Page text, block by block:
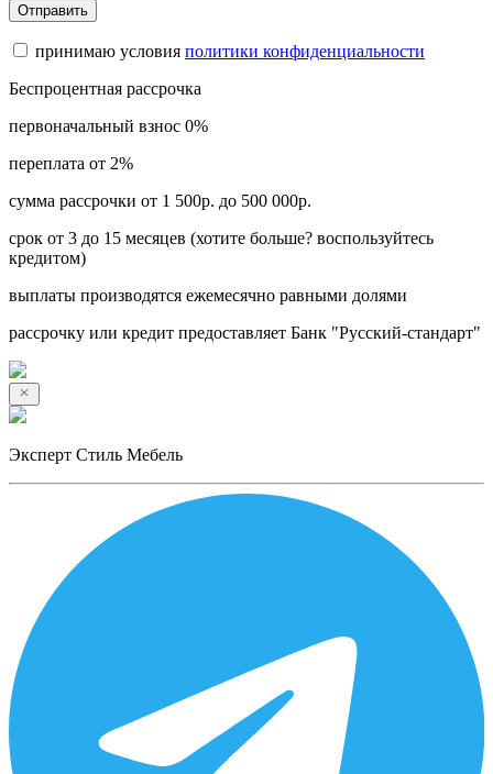
Отправить
принимаю условия политики конфиденциальности
Беспроцентная рассрочка
первоначальный взнос 0%
переплата от 2%
сумма рассрочки от 1 500р. до 500 000р.
срок от 3 до 15 месяцев (хотите больше? воспользуйтесь
кредитом)
выплаты производятся ежемесячно равными долями
рассрочку или кредит предоставляет Банк "Русский-стандарт"
Эксперт Стиль Мебель